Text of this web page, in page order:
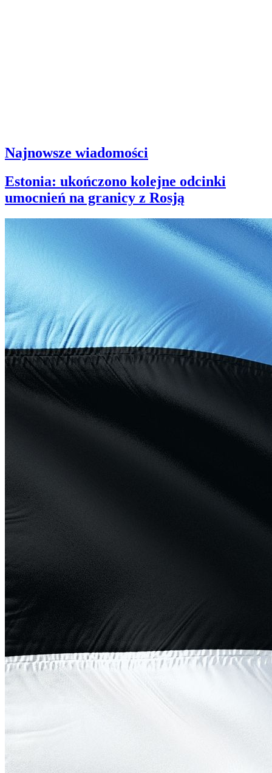
Najnowsze wiadomości
Estonia: ukończono kolejne odcinki
umocnień na granicy z Rosją